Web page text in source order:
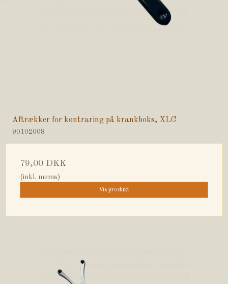
Aftrækker for kontraring på krankboks, XLC
90102008
79,00 DKK
(inkl. moms)
Vis produkt